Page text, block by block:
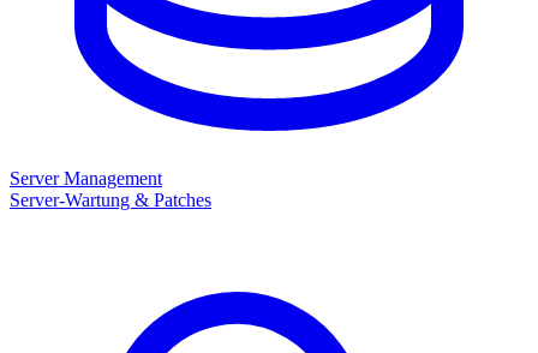
Server Management
Server-Wartung & Patches